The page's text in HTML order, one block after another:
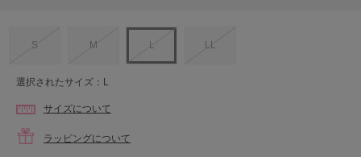
S M L LL
選択されたサイズ：L
サイズについて
ラッピングについて